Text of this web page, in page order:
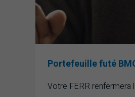
Portefeuille futé
Votre FERR renfermera